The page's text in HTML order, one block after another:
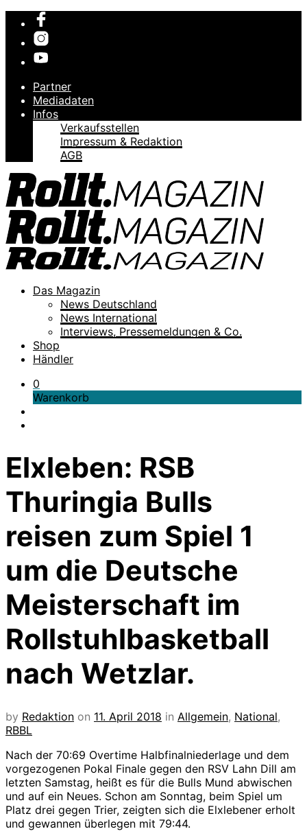
Partner
Mediadaten
Infos
Verkaufsstellen
Impressum & Redaktion
AGB
Das Magazin
News Deutschland
News International
Interviews, Pressemeldungen & Co.
Shop
Händler
0
Warenkorb
Elxleben: RSB
Thuringia Bulls
reisen zum Spiel 1
um die Deutsche
Meisterschaft im
Rollstuhlbasketball
nach Wetzlar.
by Redaktion on 11. April 2018 in Allgemein, National,
RBBL
Nach der 70:69 Overtime Halbfinalniederlage und dem
vorgezogenen Pokal Finale gegen den RSV Lahn Dill am
letzten Samstag, heißt es für die Bulls Mund abwischen
und auf ein Neues. Schon am Sonntag, beim Spiel um
Platz drei gegen Trier, zeigten sich die Elxlebener erholt
und gewannen überlegen mit 79:44.